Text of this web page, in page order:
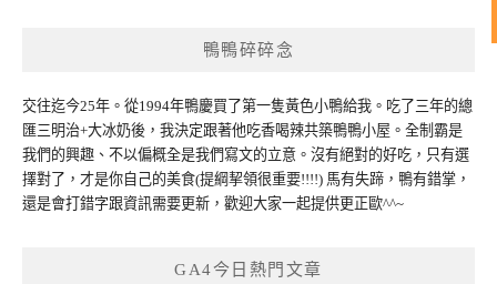
鴨鴨碎碎念
交往迄今25年。從1994年鴨慶買了第一隻黃色小鴨給我。吃了三年的總
匯三明治+大冰奶後，我決定跟著他吃香喝辣共築鴨鴨小屋。全制霸是
我們的興趣、不以偏概全是我們寫文的立意。沒有絕對的好吃，只有選
擇對了，才是你自己的美食(提綱挈領很重要!!!!) 馬有失蹄，鴨有錯掌，
還是會打錯字跟資訊需要更新，歡迎大家一起提供更正歐^^~
GA4今日熱門文章